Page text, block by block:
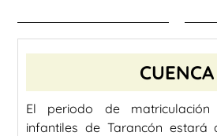
CUENCA
El periodo de
infantiles de Tarancón estará